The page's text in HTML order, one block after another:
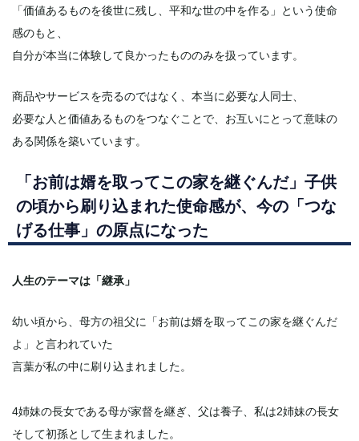
「価値あるものを後世に残し、平和な世の中を作る」という使命
感のもと、
自分が本当に体験して良かったもののみを扱っています。
商品やサービスを売るのではなく、本当に必要な人同士、
必要な人と価値あるものをつなぐことで、お互いにとって意味の
ある関係を築いています。
「お前は婿を取ってこの家を継ぐんだ」子供
の頃から刷り込まれた使命感が、今の「つな
げる仕事」の原点になった
人生のテーマは「継承」
幼い頃から、母方の祖父に「お前は婿を取ってこの家を継ぐんだ
よ」と言われていた
言葉が私の中に刷り込まれました。
4姉妹の長女である母が家督を継ぎ、父は養子、私は2姉妹の長女
そして初孫として生まれました。